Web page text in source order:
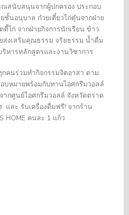
ณสนับสนุนจากผู้ปกครอง ประกอบ
ชั้นอนุบาล ก๋วยเตี๋ยวไก่ตุ๋นจากฝ่าย
ไก่ จากฝ่ายกิจการนักเรียน ข้าว
ส่งเสริมคุณธรรม จริยธรรม น้ำดื่ม
ริหารหลักสูตรและงานวิชาการ
คนร่วมทำกิจกรรมจิตอาสา ตาม
บหมายพร้อมกับทานไอศกรีมวอลล์
กศูนย์ไอศกรีมวอลล์ จังหวัดตราด
และ รับเครื่องดื่มฟรี! จากร้าน
HOME คนละ 1 แก้ว